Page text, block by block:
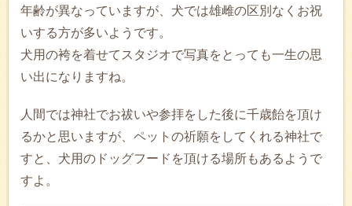
年齢が異なっていますが、犬では雄雌の区別なくお祝
いする方が多いようです。
犬用の袴を着せてスタジオで写真をとっても一生の思
い出になりますね。
人間では神社でお祓いや参拝をした後に千歳飴を頂け
るかと思いますが、ペットの祈願をしてくれる神社で
すと、犬用のドッグフードを頂ける場所もあるようで
すよ。